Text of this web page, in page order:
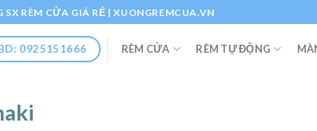
RÈM CỬA GIÁ RẺ | XUONGREMCUA.VN
0925151666 RÈM CỬA RÈM TỰ ĐỘNG